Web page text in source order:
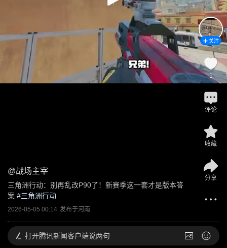
@战场主宰
三角洲行动：别再乱改P90了！新赛季这一套才是版本答
案 #三角洲行动
2026-05-05 00:14 发布于河南
关注
1
评论
收藏
分享
打开腾讯新闻客户端说两句